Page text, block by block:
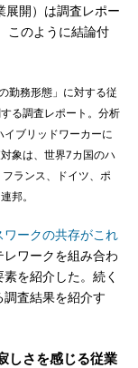
展開）は調査レポー
このように結論付
勤務形態」に対する従
る調査レポート。分析
ブリッドワーカーに
象は、世界7カ国のハ
ランス、ドイツ、ポ
邦。
ークの共存がこれ
レワークを組み合わ
を紹介した。続く
査結果を紹介す
しさを感じる従業